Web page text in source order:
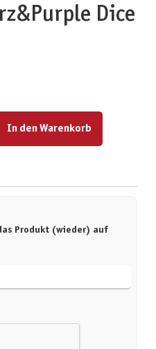
Dice
benutze die Schaltflächen um die Anzahl zu
In den Warenkorb
Produkt (wieder) auf